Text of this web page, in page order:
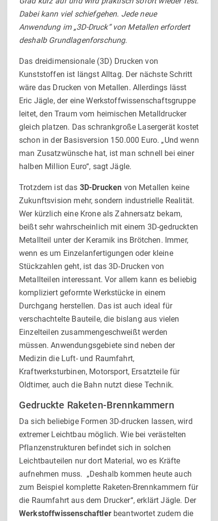
Dabei kann viel schiefgehen. Jede neue
Anwendung im „3D-Druck“ von Metallen erfordert
deshalb Grundlagenforschung.
Das dreidimensionale (3D) Drucken von
Kunststoffen ist längst Alltag. Der nächste Schritt
wäre das Drucken von Metallen. Aller­dings lässt
Eric Jägle, der eine Werkstoffwissenschaftsgruppe
leitet, den Traum vom heimischen Metalldrucker
gleich platzen. Das schrankgroße Lasergerät kostet
schon in der Basisversion 150.000 Euro. „Und wenn
man Zusatzwünsche hat, ist man schnell bei einer
halben Million Euro“, sagt Jägle.
Trotzdem ist das 3D-Drucken von Metallen keine
Zukunftsvision mehr, sondern industrielle Realität.
Wer kürzlich eine Krone als Zahnersatz bekam,
beißt sehr wahrscheinlich mit einem 3D-gedruckten
Metallteil unter der Keramik ins Brötchen. Immer,
wenn es um Einzelanfertigungen oder kleine
Stückzahlen geht, ist das 3D-Drucken von
Metallteilen interessant. Vor allem kann es beliebig
kompliziert geformte Werkstücke in einem
Durchgang herstellen. Das ist auch ideal für
verschachtelte Bauteile, die bislang aus vielen
Einzelteilen zusammengeschweißt werden
müssen. Anwendungsgebiete sind neben der
Medizin die Luft- und Raumfahrt,
Kraftwerksturbinen, Motorsport, Ersatzteile für
Oldtimer, auch die Bahn nutzt diese Technik.
Gedruckte Raketen-Brennkammern
Da sich beliebige Formen 3D-drucken lassen, wird
extremer Leichtbau möglich. Wie bei verästelten
Pflanzenstrukturen befindet sich in solchen
Leichtbauteilen nur dort Material, wo es Kräfte
aufnehmen muss. „Deshalb kommen heute auch
zum Beispiel komplette Raketen-Brennkammern für
die Raumfahrt aus dem Drucker“, erklärt Jägle. Der
Werkstoffwissenschaftlerbeantwortet zudem die